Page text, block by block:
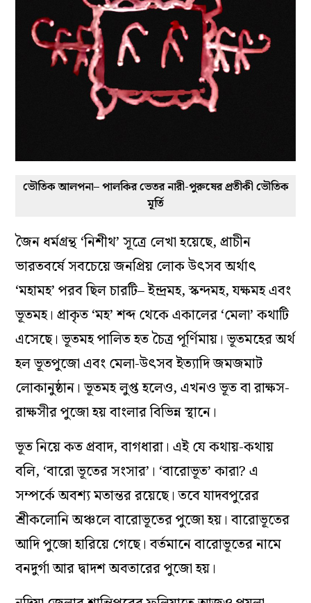
ভৌতিক আলপনা– পালকির ভেতর নারী-পুরুষের প্রতীকী ভৌতিক
মূর্তি
জৈন ধর্মগ্রন্থ ‘নিশীথ’ সূত্রে লেখা হয়েছে, প্রাচীন
ভারতবর্ষে সবচেয়ে জনপ্রিয় লোক উৎসব অর্থাৎ
‘মহামহ’ পরব ছিল চারটি– ইন্দ্রমহ, স্কন্দমহ, যক্ষমহ এবং
ভূতমহ। প্রাকৃত ‘মহ’ শব্দ থেকে একালের ‘মেলা’ কথাটি
এসেছে। ভূতমহ পালিত হত চৈত্র পূর্ণিমায়। ভূতমহের অর্থ
হল ভূতপুজো এবং মেলা-উৎসব ইত্যাদি জমজমাট
লোকানুষ্ঠান। ভূতমহ লুপ্ত হলেও, এখনও ভূত বা রাক্ষস-
রাক্ষসীর পুজো হয় বাংলার বিভিন্ন স্থানে।
ভূত নিয়ে কত প্রবাদ, বাগধারা। এই যে কথায়-কথায়
বলি, ‘বারো ভূতের সংসার’। ‘বারোভূত’ কারা? এ
সম্পর্কে অবশ্য মতান্তর রয়েছে। তবে যাদবপুরের
শ্রীকলোনি অঞ্চলে বারোভূতের পুজো হয়। বারোভূতের
আদি পুজো হারিয়ে গেছে। বর্তমানে বারোভূতের নামে
বনদুর্গা আর দ্বাদশ অবতারের পুজো হয়।